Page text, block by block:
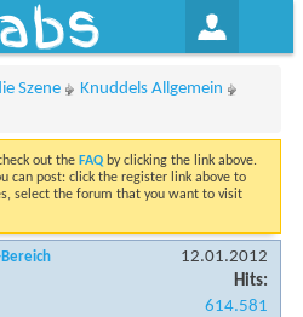
Szene
Knuddels Allgemein
out the FAQ by clicking the link above.
can post: click the register link above to
select the forum that you want to visit
12.01.2012
Hits:
614.581